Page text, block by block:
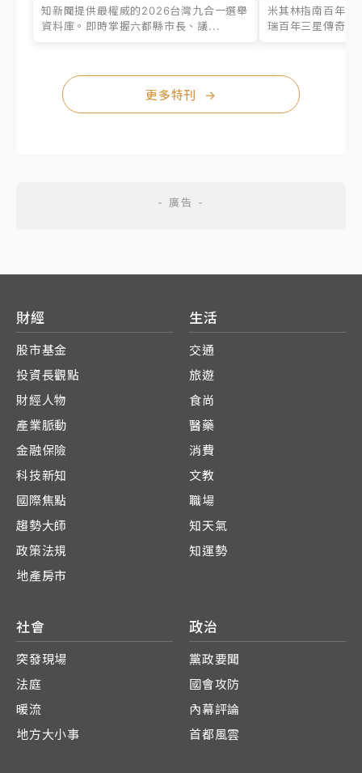
知新聞提供最權威的2026台灣九合一選舉
資料庫。即時掌握六都縣市長、議...
米其林指南百年之
瑞百年三星傳奇、
更多特刊 →
財經
股市基金
投資長觀點
財經人物
產業脈動
金融保險
科技新知
國際焦點
趨勢大師
政策法規
地產房市
生活
交通
旅遊
食尚
醫藥
消費
文教
職場
知天氣
知運勢
社會
突發現場
法庭
暖流
地方大小事
政治
黨政要聞
國會攻防
內幕評論
首都風雲